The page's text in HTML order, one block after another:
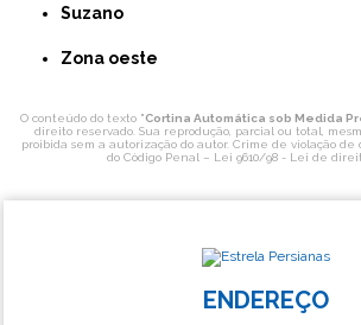
Suzano
Zona oeste
O conteúdo do texto "Cortina Automática sob Medida
direito reservado. Sua reprodução, parcial ou total,
proibida sem a autorização do autor. Crime de violação
do Código Penal – Lei 9610/98 - Lei de
ENDEREÇO